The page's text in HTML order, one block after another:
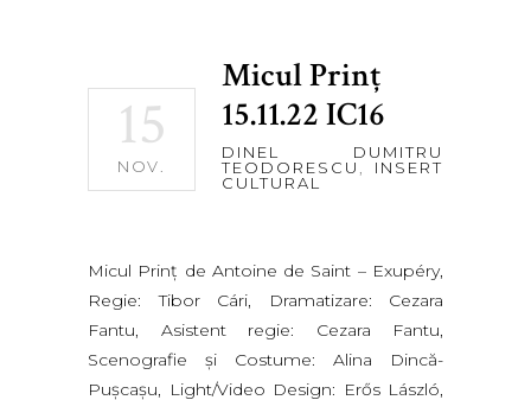
15
NOV.
Micul Prinţ
15.11.22 IC16
DINEL DUMITRU
TEODORESCU , INSERT
CULTURAL
Micul Prinţ de Antoine de Saint – Exupéry,
Regie: Tibor Cári, Dramatizare: Cezara
Fantu, Asistent regie: Cezara Fantu,
Scenografie și Costume: Alina Dincă-
Pușcașu, Light/Video Design: Erős László,